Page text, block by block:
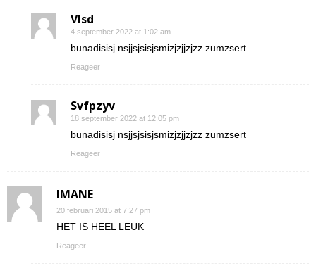
Vlsd
4 september 2022 at 1:02 am
bunadisisj nsjjsjsisjsmizjzjjzjzz zumzsert
Reageer
Svfpzyv
18 september 2022 at 12:05 pm
bunadisisj nsjjsjsisjsmizjzjjzjzz zumzsert
Reageer
IMANE
20 februari 2015 at 7:27 pm
HET IS HEEL LEUK
Reageer